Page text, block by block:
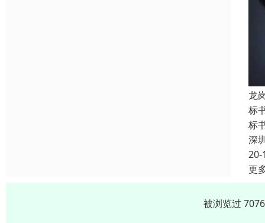
龙
标
标
深
20-
更
被浏览过